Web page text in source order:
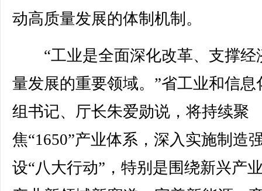
动高质量发展的体制机制。
“工业是全面深化改革、支撑经
量发展的重要领域。”省工业和信息
组书记、厅长朱爱勋说，将持续聚
焦“1650”产业体系，深入实施制造
设“八大行动”，特别是围绕新兴产